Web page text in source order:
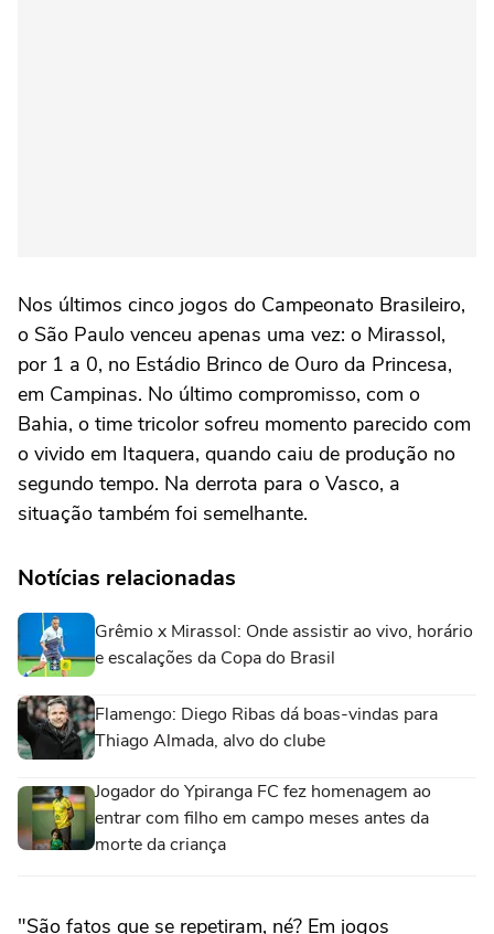
Nos últimos cinco jogos do Campeonato Brasileiro,
o São Paulo venceu apenas uma vez: o Mirassol,
por 1 a 0, no Estádio Brinco de Ouro da Princesa,
em Campinas. No último compromisso, com o
Bahia, o time tricolor sofreu momento parecido com
o vivido em Itaquera, quando caiu de produção no
segundo tempo. Na derrota para o Vasco, a
situação também foi semelhante.
Notícias relacionadas
Grêmio x Mirassol: Onde assistir ao vivo, horário
e escalações da Copa do Brasil
Flamengo: Diego Ribas dá boas-vindas para
Thiago Almada, alvo do clube
Jogador do Ypiranga FC fez homenagem ao
entrar com filho em campo meses antes da
morte da criança
"São fatos que se repetiram, né? Em jogos